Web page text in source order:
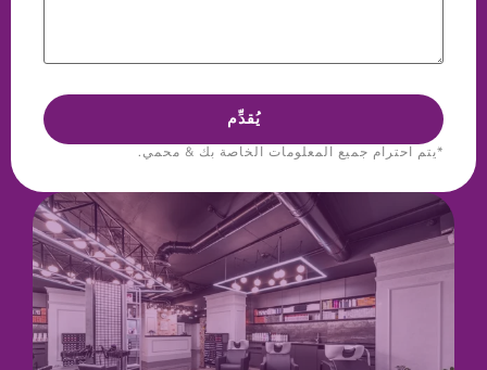
*يتم احترام جميع المعلومات الخاصة بك & محمي.